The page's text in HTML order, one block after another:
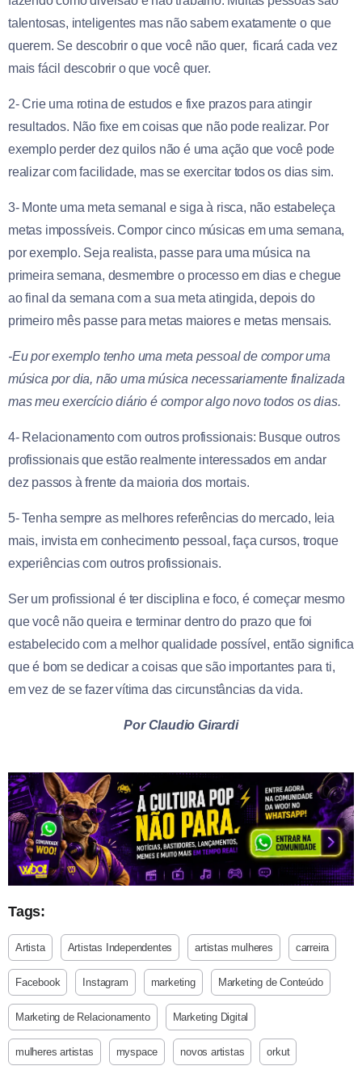
talentosas, inteligentes mas não sabem exatamente o que
querem. Se descobrir o que você não quer, ficará cada vez
mais fácil descobrir o que você quer.
2- Crie uma rotina de estudos e fixe prazos para atingir
resultados. Não fixe em coisas que não pode realizar. Por
exemplo perder dez quilos não é uma ação que você pode
realizar com facilidade, mas se exercitar todos os dias sim.
3- Monte uma meta semanal e siga à risca, não estabeleça
metas impossíveis. Compor cinco músicas em uma semana,
por exemplo. Seja realista, passe para uma música na
primeira semana, desmembre o processo em dias e chegue
ao final da semana com a sua meta atingida, depois do
primeiro mês passe para metas maiores e metas mensais.
-Eu por exemplo tenho uma meta pessoal de compor uma
música por dia, não uma música necessariamente finalizada
mas meu exercício diário é compor algo novo todos os dias.
4- Relacionamento com outros profissionais: Busque outros
profissionais que estão realmente interessados em andar
dez passos à frente da maioria dos mortais.
5- Tenha sempre as melhores referências do mercado, leia
mais, invista em conhecimento pessoal, faça cursos, troque
experiências com outros profissionais.
Ser um profissional é ter disciplina e foco, é começar mesmo
que você não queira e terminar dentro do prazo que foi
estabelecido com a melhor qualidade possível, então significa
que é bom se dedicar a coisas que são importantes para ti,
em vez de se fazer vítima das circunstâncias da vida.
Por Claudio Girardi
Tags:
Artista Artistas Independentes artistas mulheres carreira
Facebook Instagram marketing Marketing de Conteúdo
Marketing de Relacionamento Marketing Digital
mulheres artistas myspace novos artistas orkut